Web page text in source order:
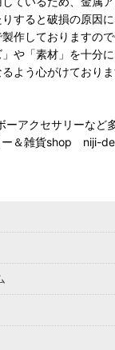
すると破損の原因に
作しておりますの
や「素材」を十分
よう心がけており
アクセサリーなど
ー＆雑貨shop niji-